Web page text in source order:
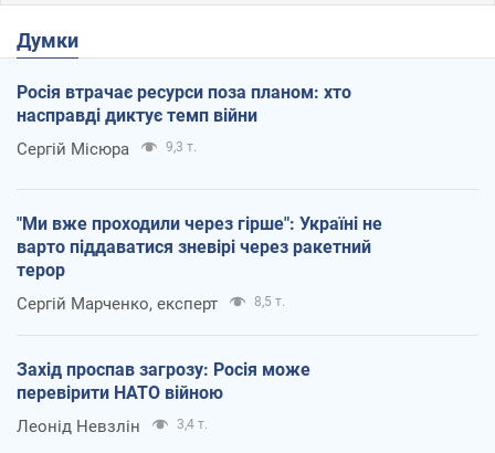
Думки
Росія втрачає ресурси поза планом: хто
насправді диктує темп війни
Сергій Місюра 9,3 т.
"Ми вже проходили через гірше": Україні не
варто піддаватися зневірі через ракетний
терор
Сергій Марченко, експерт 8,5 т.
Захід проспав загрозу: Росія може
перевірити НАТО війною
Леонід Невзлін 3,4 т.